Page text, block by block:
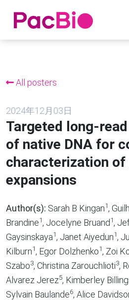
All posters
2024年12月03日
Targeted long-
of native DNA for
characterization of
expansions
Author(s): Sarah B Kingan1,
Brandine1, Jocelyne Bruand1,
Gaysinskaya1, Janet Aiyedun1,
Kilburn1, Egor Dolzhenko1, Zoi
Szabo3, Christina Zarouchlioti3,
Alvarez Jerez5, Kimberley
Sylvain Baulande6, Alice